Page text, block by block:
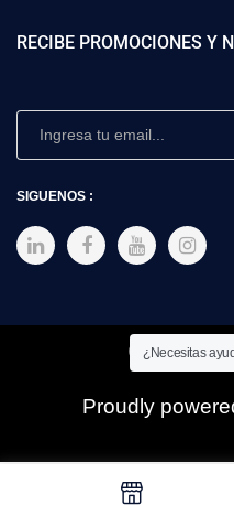
RECIBE PROMOCIONES Y
SIGUENOS :
Copyright
Proudly
¿Necesitas